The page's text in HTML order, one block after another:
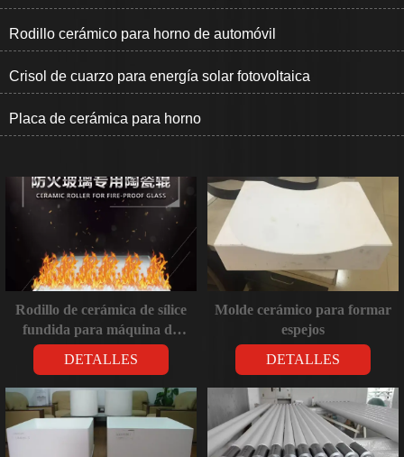
Rodillo cerámico para horno de automóvil
Crisol de cuarzo para energía solar fotovoltaica
Placa de cerámica para horno
Rodillo de cerámica de sílice
fundida para máquina de
templado de vidrio
automotriz
DETALLES
Molde cerámico para formar
espejos
DETALLES